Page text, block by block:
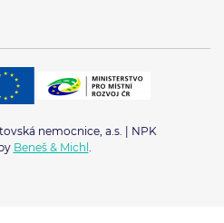
nemocnice, a.s. | NPK
Beneš & Michl